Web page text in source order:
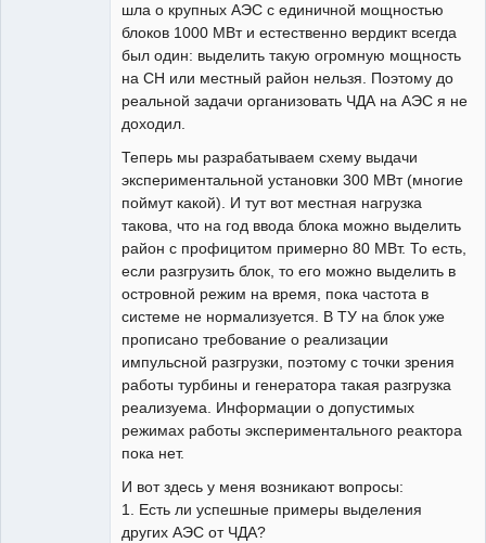
шла о крупных АЭС с единичной мощностью
блоков 1000 МВт и естественно вердикт всегда
был один: выделить такую огромную мощность
на СН или местный район нельзя. Поэтому до
реальной задачи организовать ЧДА на АЭС я не
доходил.
Теперь мы разрабатываем схему выдачи
экспериментальной установки 300 МВт (многие
поймут какой). И тут вот местная нагрузка
такова, что на год ввода блока можно выделить
район с профицитом примерно 80 МВт. То есть,
если разгрузить блок, то его можно выделить в
островной режим на время, пока частота в
системе не нормализуется. В ТУ на блок уже
прописано требование о реализации
импульсной разгрузки, поэтому с точки зрения
работы турбины и генератора такая разгрузка
реализуема. Информации о допустимых
режимах работы экспериментального реактора
пока нет.
И вот здесь у меня возникают вопросы:
1. Есть ли успешные примеры выделения
других АЭС от ЧДА?